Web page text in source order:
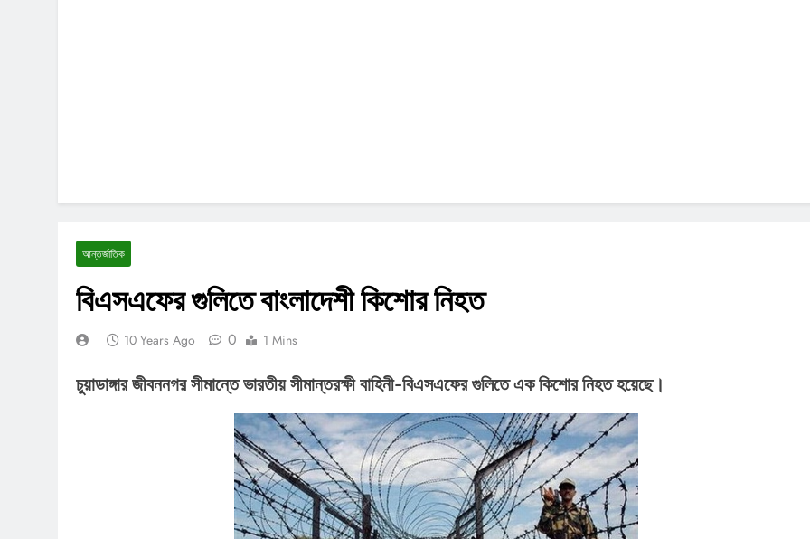
আন্তর্জাতিক
বিএসএফের গুলিতে বাংলাদেশী কিশোর নিহত
10 Years Ago 0 1 Mins
চুয়াডাঙ্গার জীবননগর সীমান্তে ভারতীয় সীমান্তরক্ষী বাহিনী-বিএসএফের গুলিতে এক কিশোর নিহত হয়েছে।